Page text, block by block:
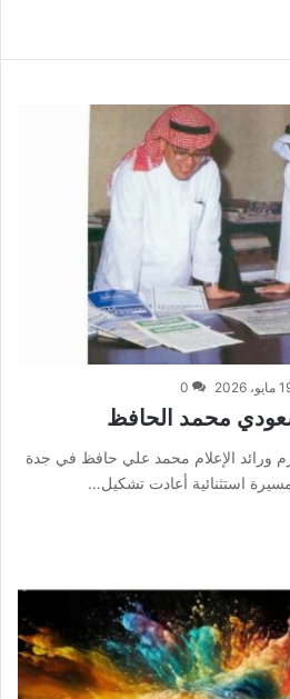
2026
0
محمد الحافظ
ورائد الإعلام محمد علي حافظ في جدة
استثنائية أعادت تشكيل…